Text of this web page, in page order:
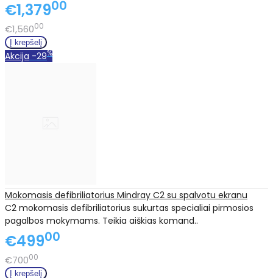
€1,37900
€1,56000
Akcija -29%
Mokomasis defibriliatorius Mindray C2 su spalvotu ekranu
C2 mokomasis defibriliatorius sukurtas specialiai pirmosios
pagalbos mokymams. Teikia aiškias komand..
€49900
€70000